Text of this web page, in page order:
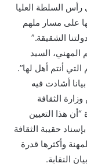
رأس السلطة العليا
على مسار ملهم
الشقيقة.”
السيد
أنتم أهل لها”.
أشادت فيه
الثقافة
“أن هذا التعيين
حقيبة الثقافة
وأكثرها قدرة
النقابة.